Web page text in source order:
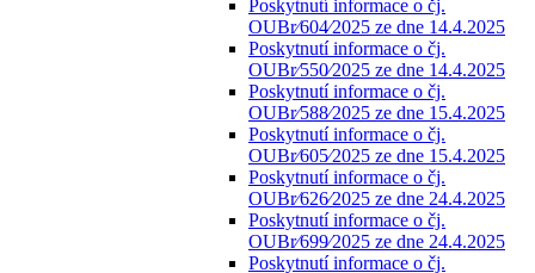
Poskytnutí informace o čj.
OUBr⁄604⁄2025 ze dne 14.4.2025
Poskytnutí informace o čj.
OUBr⁄550⁄2025 ze dne 14.4.2025
Poskytnutí informace o čj.
OUBr⁄588⁄2025 ze dne 15.4.2025
Poskytnutí informace o čj.
OUBr⁄605⁄2025 ze dne 15.4.2025
Poskytnutí informace o čj.
OUBr⁄626⁄2025 ze dne 24.4.2025
Poskytnutí informace o čj.
OUBr⁄699⁄2025 ze dne 24.4.2025
Poskytnutí informace o čj.